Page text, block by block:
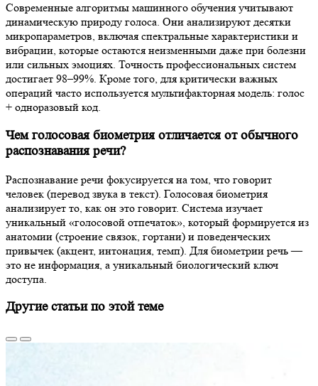
Современные алгоритмы машинного обучения учитывают
динамическую природу голоса. Они анализируют десятки
микропараметров, включая спектральные характеристики и
вибрации, которые остаются неизменными даже при болезни
или сильных эмоциях. Точность профессиональных систем
достигает 98–99%. Кроме того, для критически важных
операций часто используется мультифакторная модель: голос
+ одноразовый код.
Чем голосовая биометрия отличается от обычного
распознавания речи?
Распознавание речи фокусируется на том, что говорит
человек (перевод звука в текст). Голосовая биометрия
анализирует то, как он это говорит. Система изучает
уникальный «голосовой отпечаток», который формируется из
анатомии (строение связок, гортани) и поведенческих
привычек (акцент, интонация, темп). Для биометрии речь —
это не информация, а уникальный биологический ключ
доступа.
Другие статьи по этой теме